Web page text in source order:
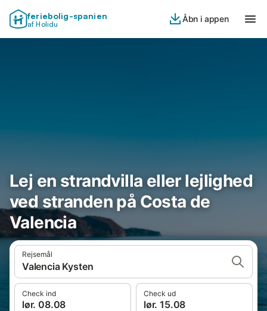
feriebolig-spanien
af Holidu
Åbn i appen
Lej en strandvilla eller lejlighed
ved stranden på Costa de
Valencia
Rejsemål
Valencia Kysten
Check ind
lør. 08.08
Check ud
lør. 15.08